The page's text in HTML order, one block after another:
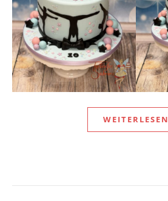
WEITERLESEN